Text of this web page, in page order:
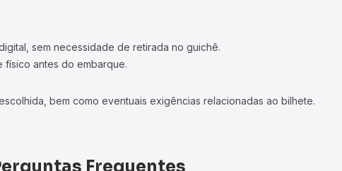
sem necessidade de retirada no guichê.
físico antes do embarque.
bem como eventuais exigências relacionadas ao bilhete.
Frequentes